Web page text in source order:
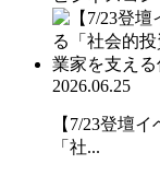
2026.06.25
【7/23登壇
「社...